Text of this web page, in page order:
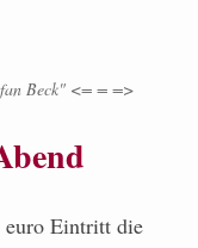
Beck" <= = =>
euro Eintritt die